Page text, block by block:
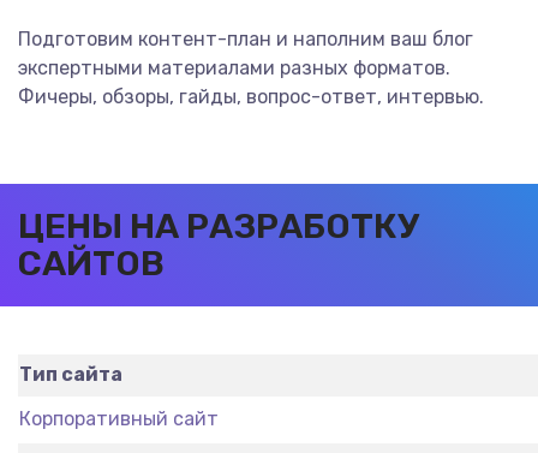
Подготовим контент-план и наполним ваш блог
экспертными материалами разных форматов.
Фичеры, обзоры, гайды, вопрос-ответ, интервью.
ЦЕНЫ НА РАЗРАБОТКУ
САЙТОВ
Тип сайта
Корпоративный сайт